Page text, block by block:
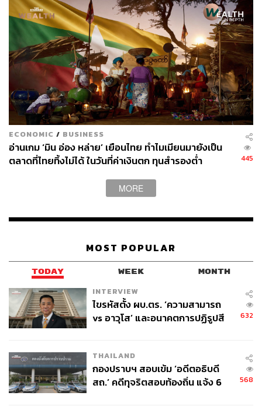
ECONOMIC / BUSINESS
อ่านเกม ‘มิน อ่อง หล่าย’ เยือนไทย ทำไมเมียนมายังเป็น
ตลาดที่ไทยทิ้งไม่ได้ ในวันที่ค่าเงินตก ทุนสำรองต่ำ
445
MORE
MOST POPULAR
TODAY WEEK MONTH
INTERVIEW
ไขรหัสตั้ง ผบ.ตร. ‘ความสามารถ
vs อาวุโส’ และอนาคตการปฏิรูปสี
632
THAILAND
กองปราบฯ สอบเข้ม ‘อดีตอธิบดี
สถ.’ คดีทุจริตสอบท้องถิ่น แจ้ง 6
568